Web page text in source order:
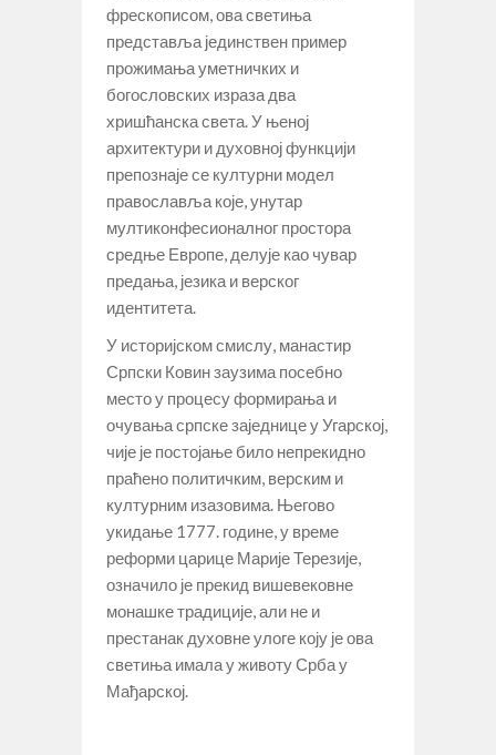
фрескописом, ова светиња
представља јединствен пример
прожимања уметничких и
богословских израза два
хришћанска света. У њеној
архитектури и духовној функцији
препознаје се културни модел
православља које, унутар
мултиконфесионалног простора
средње Европе, делује као чувар
предања, језика и верског
идентитета.
У историјском смислу, манастир
Српски Ковин заузима посебно
место у процесу формирања и
очувања српске заједнице у Угарској,
чије је постојање било непрекидно
праћено политичким, верским и
културним изазовима. Његово
укидање 1777. године, у време
реформи царице Марије Терезије,
означило је прекид вишевековне
монашке традиције, али не и
престанак духовне улоге коју је ова
светиња имала у животу Срба у
Мађарској.